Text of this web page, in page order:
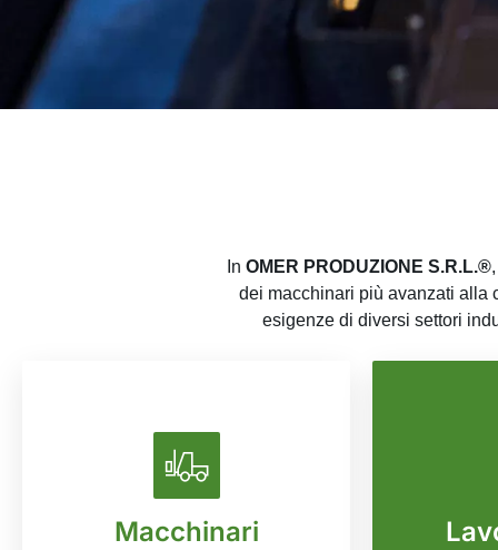
In OMER PRODUZIONE S.R.L.®
dei macchinari più avanzati alla
esigenze di diversi settori
Macchinari